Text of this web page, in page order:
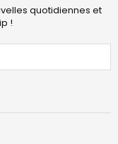
quotidiennes et
!